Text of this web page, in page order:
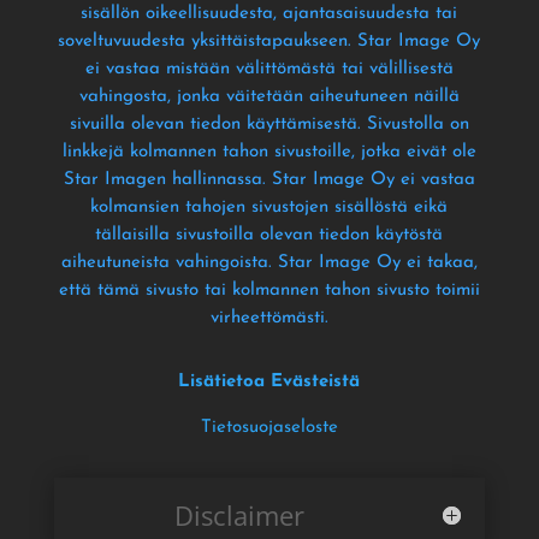
sisällön oikeellisuudesta, ajantasaisuudesta tai
soveltuvuudesta yksittäistapaukseen. Star Image Oy
ei vastaa mistään välittömästä tai välillisestä
vahingosta, jonka väitetään aiheutuneen näillä
sivuilla olevan tiedon käyttämisestä. Sivustolla on
linkkejä kolmannen tahon sivustoille, jotka eivät ole
Star Imagen hallinnassa. Star Image Oy ei vastaa
kolmansien tahojen sivustojen sisällöstä eikä
tällaisilla sivustoilla olevan tiedon käytöstä
aiheutuneista vahingoista. Star Image Oy ei takaa,
että tämä sivusto tai kolmannen tahon sivusto toimii
virheettömästi.
Lisätietoa Evästeistä
Tietosuojaseloste
Disclaimer